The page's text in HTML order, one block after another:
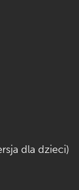
dla dzieci)